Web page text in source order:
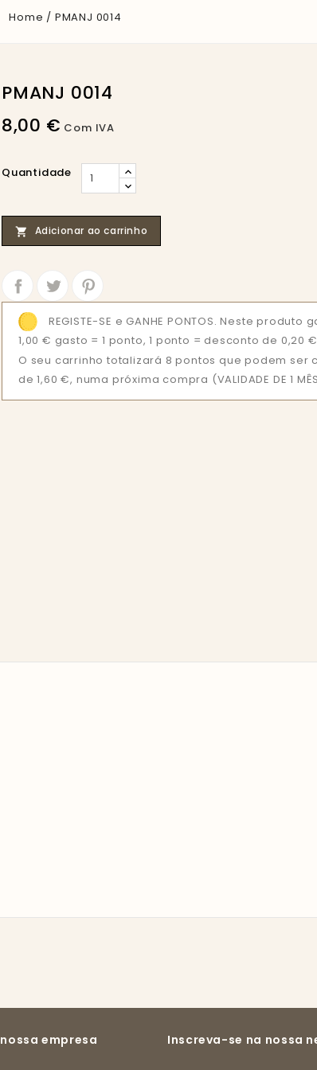
Home PMANJ 0014
PMANJ 0014
8,00 €
Com IVA
Quantidade
 Adicionar ao carrinho
REGISTE-SE e GANHE PONTOS. Neste
1,00 € gasto = 1 ponto, 1 ponto = desconto de 0,20
O seu carrinho totalizará 8 pontos que podem ser
de 1,60 €, numa próxima compra (VALIDADE DE 1
Inscreva-se na nossa
A nossa empresa